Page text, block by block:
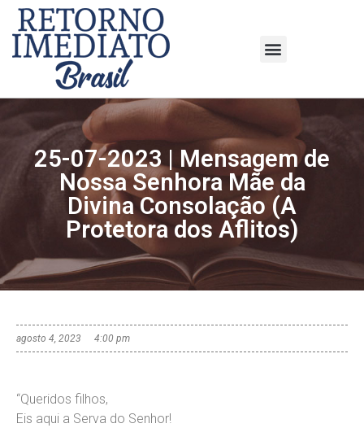
25-07-2023 | Mensagem de
Nossa Senhora Mãe da
Divina Consolação (A
Protetora dos Aflitos)
agosto 4, 2023 4:00 pm
“Queridos filhos,
Eis aqui a Serva do Senhor!